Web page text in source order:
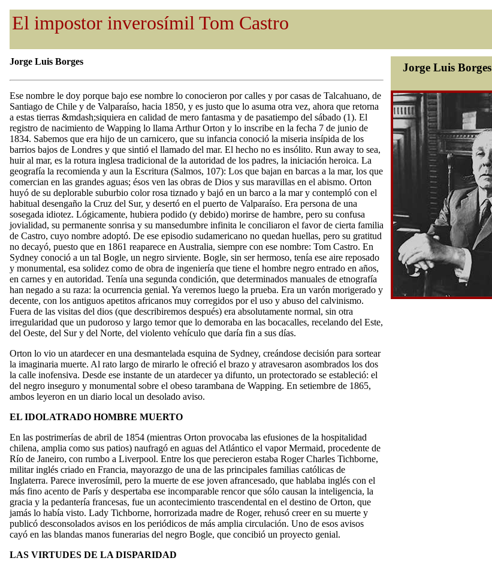
El impostor inverosímil Tom Castro
Jorge Luis Borges
Ese nombre le doy porque bajo ese nombre lo conocieron por calles y por casas de Talcahuano, de
Santiago de Chile y de Valparaíso, hacia 1850, y es justo que lo asuma otra vez, ahora que retorna
a estas tierras &mdash;siquiera en calidad de mero fantasma y de pasatiempo del sábado (1). El
registro de nacimiento de Wapping lo llama Arthur Orton y lo inscribe en la fecha 7 de junio de
1834. Sabemos que era hijo de un carnicero, que su infancia conoció la miseria insípida de los
barrios bajos de Londres y que sintió el llamado del mar. El hecho no es insólito. Run away to sea,
huir al mar, es la rotura inglesa tradicional de la autoridad de los padres, la iniciación heroica. La
geografía la recomienda y aun la Escritura (Salmos, 107): Los que bajan en barcas a la mar, los que
comercian en las grandes aguas; ésos ven las obras de Dios y sus maravillas en el abismo. Orton
huyó de su deplorable suburbio color rosa tiznado y bajó en un barco a la mar y contempló con el
habitual desengaño la Cruz del Sur, y desertó en el puerto de Valparaíso. Era persona de una
sosegada idiotez. Lógicamente, hubiera podido (y debido) morirse de hambre, pero su confusa
jovialidad, su permanente sonrisa y su mansedumbre infinita le conciliaron el favor de cierta familia
de Castro, cuyo nombre adoptó. De ese episodio sudamericano no quedan huellas, pero su gratitud
no decayó, puesto que en 1861 reaparece en Australia, siempre con ese nombre: Tom Castro. En
Sydney conoció a un tal Bogle, un negro sirviente. Bogle, sin ser hermoso, tenía ese aire reposado
y monumental, esa solidez como de obra de ingeniería que tiene el hombre negro entrado en años,
en carnes y en autoridad. Tenía una segunda condición, que determinados manuales de etnografía
han negado a su raza: la ocurrencia genial. Ya veremos luego la prueba. Era un varón morigerado y
decente, con los antiguos apetitos africanos muy corregidos por el uso y abuso del calvinismo.
Fuera de las visitas del dios (que describiremos después) era absolutamente normal, sin otra
irregularidad que un pudoroso y largo temor que lo demoraba en las bocacalles, recelando del Este,
del Oeste, del Sur y del Norte, del violento vehículo que daría fin a sus días.
Orton lo vio un atardecer en una desmantelada esquina de Sydney, creándose decisión para sortear
la imaginaria muerte. Al rato largo de mirarlo le ofreció el brazo y atravesaron asombrados los dos
la calle inofensiva. Desde ese instante de un atardecer ya difunto, un protectorado se estableció: el
del negro inseguro y monumental sobre el obeso tarambana de Wapping. En setiembre de 1865,
ambos leyeron en un diario local un desolado aviso.
EL IDOLATRADO HOMBRE MUERTO
En las postrimerías de abril de 1854 (mientras Orton provocaba las efusiones de la hospitalidad
chilena, amplia como sus patios) naufragó en aguas del Atlántico el vapor Mermaid, procedente de
Río de Janeiro, con rumbo a Liverpool. Entre los que perecieron estaba Roger Charles Tichborne,
militar inglés criado en Francia, mayorazgo de una de las principales familias católicas de
Inglaterra. Parece inverosímil, pero la muerte de ese joven afrancesado, que hablaba inglés con el
más fino acento de París y despertaba ese incomparable rencor que sólo causan la inteligencia, la
gracia y la pedantería francesas, fue un acontecimiento trascendental en el destino de Orton, que
jamás lo había visto. Lady Tichborne, horrorizada madre de Roger, rehusó creer en su muerte y
publicó desconsolados avisos en los periódicos de más amplia circulación. Uno de esos avisos
cayó en las blandas manos funerarias del negro Bogle, que concibió un proyecto genial.
LAS VIRTUDES DE LA DISPARIDAD
Jorge Luis Borges